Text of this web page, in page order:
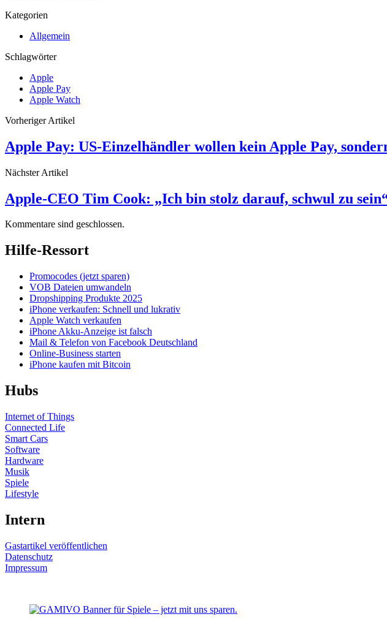
Kategorien
Allgemein
Schlagwörter
Apple
Apple Pay
Apple Watch
Vorheriger Artikel
Apple Pay: US-Einzelhändler wollen kein Apple Pay,
Nächster Artikel
Apple-CEO Tim Cook: „Ich bin stolz darauf, schwul zu
Kommentare sind geschlossen.
Hilfe-Ressort
Promocodes (jetzt sparen)
VOB Dateien umwandeln
Dropshipping Produkte 2025
iPhone verkaufen: Schnell und lukrativ
Apple Watch verkaufen
iPhone Akku-Anzeige ist falsch
Mail & Telefon von Facebook Deutschland
Online-Business starten
iPhone kaufen mit Bitcoin
Hubs
Internet of Things
Connected Life
Smart Cars
Software
Hardware
Musik
Spiele
Lifestyle
Intern
Gastartikel veröffentlichen
Datenschutz
Impressum